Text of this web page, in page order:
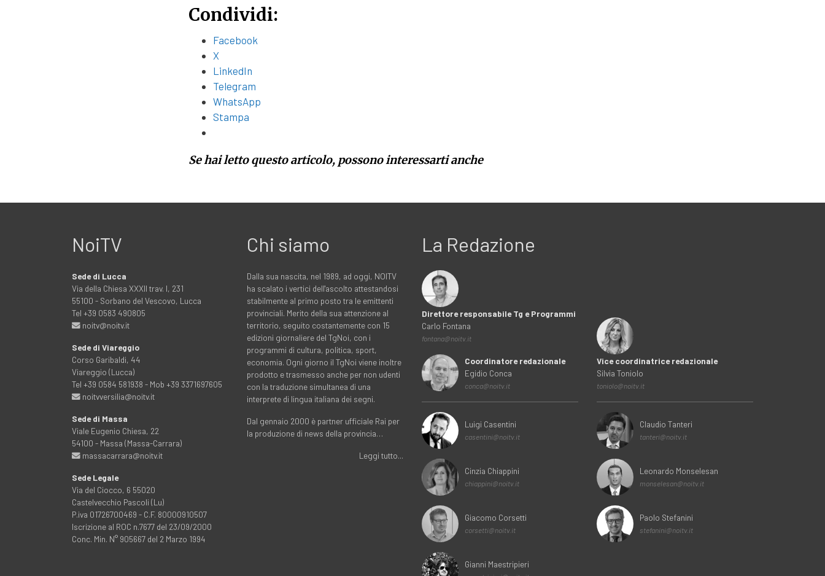
Condividi:
Facebook
X
LinkedIn
Telegram
WhatsApp
Stampa
Se hai letto questo articolo, possono interessarti anche
NoiTV
Sede di Lucca
Via della Chiesa XXXII trav. I, 231
55100 - Sorbano del Vescovo, Lucca
Tel +39 0583 490805
noitv@noitv.it
Sede di Viareggio
Corso Garibaldi, 44
Viareggio (Lucca)
Tel +39 0584 581938 - Mob +39 3371697605
noitvversilia@noitv.it
Sede di Massa
Viale Eugenio Chiesa, 22
54100 - Massa (Massa-Carrara)
massacarrara@noitv.it
Sede Legale
Via del Ciocco, 6 55020
Castelvecchio Pascoli (Lu)
P.iva 01726700469 - C.F. 80000910507
Iscrizione al ROC n.7677 del 23/09/2000
Conc. Min. N° 905667 del 2 Marzo 1994
Chi siamo
Dalla sua nascita, nel 1989, ad oggi, NOITV
ha scalato i vertici dell'ascolto attestandosi
stabilmente al primo posto tra le emittenti
provinciali. Merito della sua attenzione al
territorio, seguito costantemente con 15
edizioni giornaliere del TgNoi, con i
programmi di cultura, politica, sport,
economia. Ogni giorno il TgNoi viene inoltre
prodotto e trasmesso anche per non udenti
con la traduzione simultanea di una
interprete di lingua italiana dei segni.
Dal gennaio 2000 è partner ufficiale Rai per
la produzione di news della provincia…
Leggi tutto...
La Redazione
Direttore responsabile Tg e Programmi
Carlo Fontana
fontana@noitv.it
Coordinatore redazionale
Egidio Conca
conca@noitv.it
Luigi Casentini
casentini@noitv.it
Cinzia Chiappini
chiappini@noitv.it
Giacomo Corsetti
corsetti@noitv.it
Gianni Maestripieri
Vice coordinatrice redazionale
Silvia Toniolo
toniolo@noitv.it
Claudio Tanteri
tanteri@noitv.it
Leonardo Monselesan
monselesan@noitv.it
Paolo Stefanini
stefanini@noitv.it